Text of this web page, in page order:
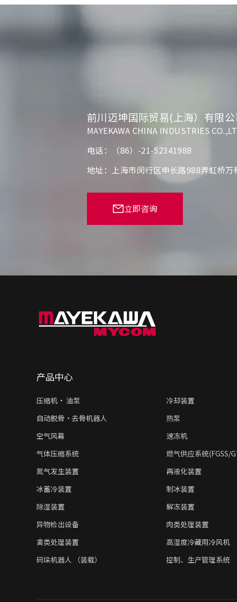
前川迈坤国际贸易(上海）有限公
MAYEKAWA CHINA INDUSTRIES
电话：（86）-21-52341988
地址：上海市闵行区申长路988弄虹桥
立即咨询
产品中心
压缩机• 油泵
冷却装置
自动脱骨·去骨机器人
热泵
空气风幕
速冻机
气体压缩系统
燃气供应系统(FGSS/
氮气发生装置
再液化装置
冰蓄冷装置
制冰装置
除湿装置
解冻装置
异物检出设备
肉类处理装置
禽类处理装置
高湿度冷藏用冷风机
码垛机器人 （装载）
控制、生产管理系统